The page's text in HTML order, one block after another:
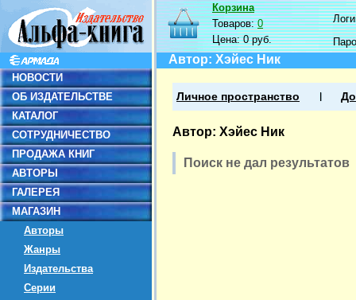
НОВОСТИ
ОБ ИЗДАТЕЛЬСТВЕ
КАТАЛОГ
СОТРУДНИЧЕСТВО
ПРОДАЖА КНИГ
АВТОРЫ
ГАЛЕРЕЯ
МАГАЗИН
Авторы
Жанры
Издательства
Серии
Корзина
Товаров:0
Цена:0 руб.
Автор: Хэйес Ник
Личное пространство
Автор: Хэйес Ник
Поиск не дал результатов